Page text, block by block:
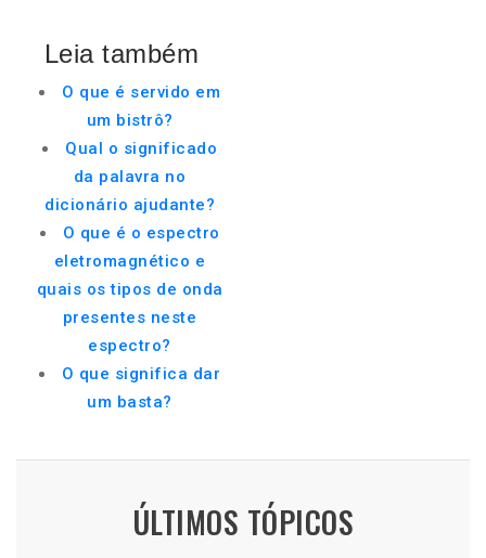
Leia também
O que é servido em
um bistrô?
Qual o significado
da palavra no
dicionário ajudante?
O que é o espectro
eletromagnético e
quais os tipos de onda
presentes neste
espectro?
O que significa dar
um basta?
ÚLTIMOS TÓPICOS